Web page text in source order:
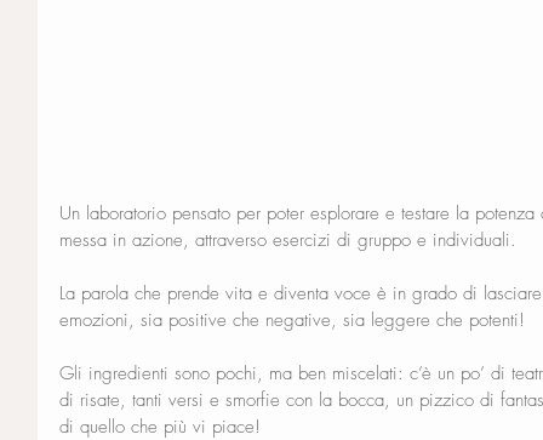
Un laboratorio pensato per poter esplorare e testare la
messa in azione, attraverso esercizi di gruppo e individuali.
La parola che prende vita e diventa voce è in grado di
emozioni, sia positive che negative, sia leggere che potenti!
Gli ingredienti sono pochi, ma ben miscelati: c’è un po’ di
di risate, tanti versi e smorfie con la bocca, un pizzico di
di quello che più vi piace!